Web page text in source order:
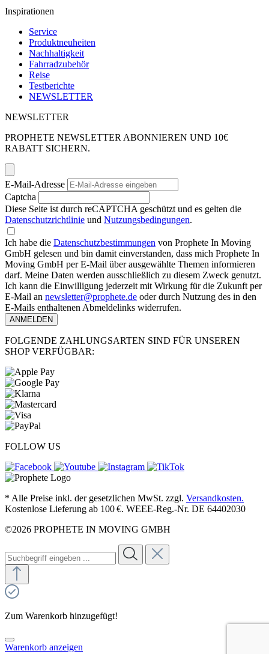
Inspirationen
Service
Produktneuheiten
Nachhaltigkeit
Fahrradzubehör
Reise
Testberichte
NEWSLETTER
NEWSLETTER
PROPHETE NEWSLETTER ABONNIEREN UND 10€
RABATT SICHERN.
E-Mail-Adresse
Captcha
Diese Seite ist durch reCAPTCHA geschützt und es gelten die
Datenschutzrichtlinie und Nutzungsbedingungen.
Ich habe die Datenschutzbestimmungen von Prophete In Moving
GmbH gelesen und bin damit einverstanden, dass mich Prophete In
Moving GmbH per E-Mail über ausgewählte Themen informieren
darf. Meine Daten werden ausschließlich zu diesem Zweck genutzt.
Ich kann die Einwilligung jederzeit mit Wirkung für die Zukunft per
E-Mail an newsletter@prophete.de oder durch Nutzung des in den
E-Mails enthaltenen Abmeldelinks widerrufen.
ANMELDEN
FOLGENDE ZAHLUNGSARTEN SIND FÜR UNSEREN
SHOP VERFÜGBAR:
FOLLOW US
* Alle Preise inkl. der gesetzlichen MwSt. zzgl. Versandkosten.
Kostenlose Lieferung ab 100 €. WEEE-Reg.-Nr. DE 64402030
©2026 PROPHETE IN MOVING GMBH
Zum Warenkorb hinzugefügt!
Warenkorb anzeigen